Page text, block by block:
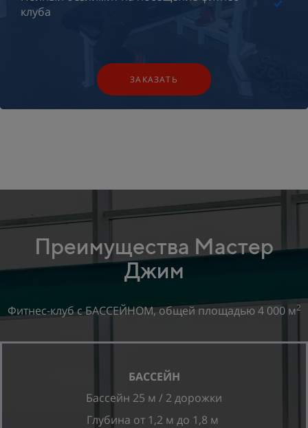
клуба
ЗАКАЗАТЬ
Преимущества Мастер
Джим
Фитнес-клуб с БАССЕЙНОМ, общей площадью 4 000 м2
БАССЕЙН
Бассейн 25 м / 2 дорожки
Глубина от 1,2 м до 1,8 м